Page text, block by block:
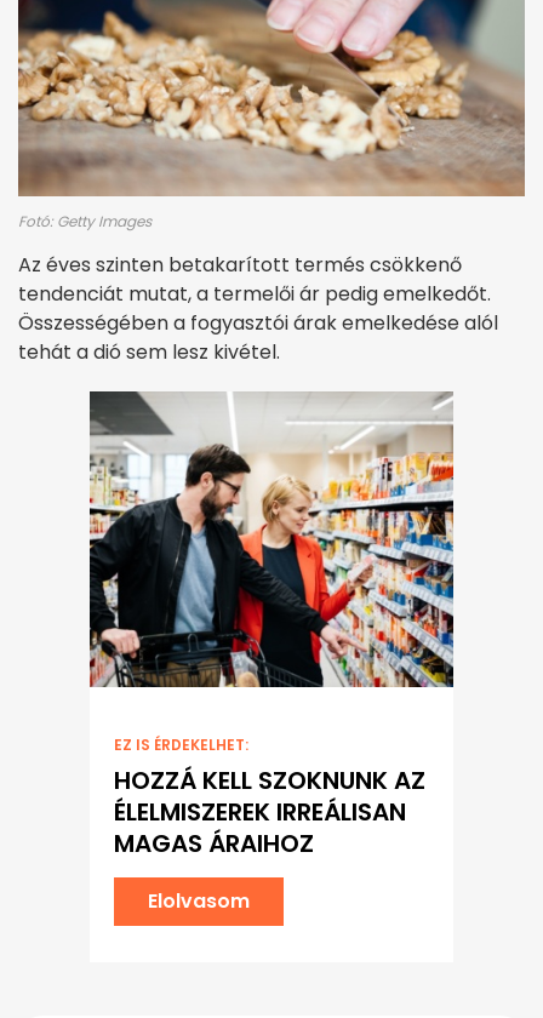
Fotó: Getty Images
Az éves szinten betakarított termés csökkenő
tendenciát mutat, a termelői ár pedig emelkedőt.
Összességében a fogyasztói árak emelkedése alól
tehát a dió sem lesz kivétel.
EZ IS ÉRDEKELHET:
HOZZÁ KELL SZOKNUNK AZ
ÉLELMISZEREK IRREÁLISAN
MAGAS ÁRAIHOZ
Elolvasom